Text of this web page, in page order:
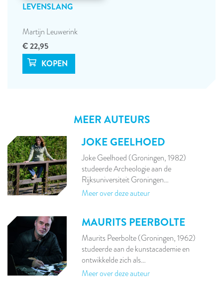
LEVENSLANG
Martijn Leuwerink
€ 22,95
MEER AUTEURS
JOKE GEELHOED
Joke Geelhoed (Groningen, 1982)
studeerde Archeologie aan de
Rijksuniversiteit Groningen…
Meer over deze auteur
MAURITS PEERBOLTE
Maurits Peerbolte (Groningen, 1962)
studeerde aan de kunstacademie en
ontwikkelde zich als…
Meer over deze auteur